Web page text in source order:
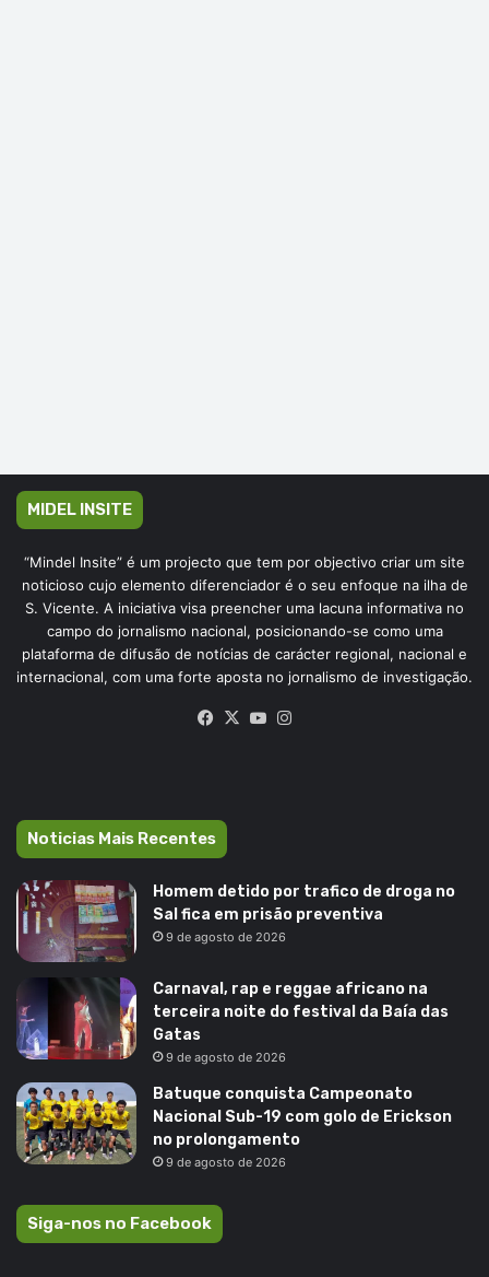
MIDEL INSITE
“Mindel Insite” é um projecto que tem por objectivo criar um site
noticioso cujo elemento diferenciador é o seu enfoque na ilha de
S. Vicente. A iniciativa visa preencher uma lacuna informativa no
campo do jornalismo nacional, posicionando-se como uma
plataforma de difusão de notícias de carácter regional, nacional e
internacional, com uma forte aposta no jornalismo de investigação.
Facebook
X YouTube
Noticias Mais Recentes
Homem detido por trafico de droga no
Sal fica em prisão preventiva
9 de agosto de 2026
Carnaval, rap e reggae africano na
terceira noite do festival da Baía das
Gatas
9 de agosto de 2026
Batuque conquista Campeonato
Nacional Sub-19 com golo de Erickson
no prolongamento
9 de agosto de 2026
Siga-nos no Facebook